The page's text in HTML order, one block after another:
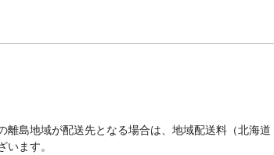
離島地域が配送先となる場合は、地域配送料（北海
います。